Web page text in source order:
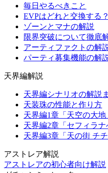
毎日やるべきこと
EVPはどれと交換する？
ゾーンとマナの解説
限界突破について徹底
アーティファクトの解
パーティ募集機能の解
天界編解説
天界編シナリオの解説
天装珠の性能と作り方
天界編1章「天空の大地
天界編2章「セフィラナ
天界編3章「天の街 チ
アストレア解説
アストレアの初心者向け解説